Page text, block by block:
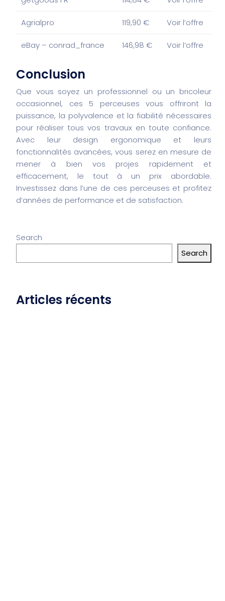
Agrialpro 119,90 € Voir l’offre
eBay – conrad_france 146,98 € Voir l’offre
Conclusion
Que vous soyez un professionnel ou un bricoleur
occasionnel, ces 5 perceuses vous offriront la
puissance, la polyvalence et la fiabilité nécessaires
pour réaliser tous vos travaux en toute confiance.
Avec leur design ergonomique et leurs
fonctionnalités avancées, vous serez en mesure de
mener à bien vos projes rapidement et
efficacement, le tout à un prix abordable.
Investissez dans l’une de ces perceuses et profitez
d’années de performance et de satisfaction.
Search
Search
Articles récents